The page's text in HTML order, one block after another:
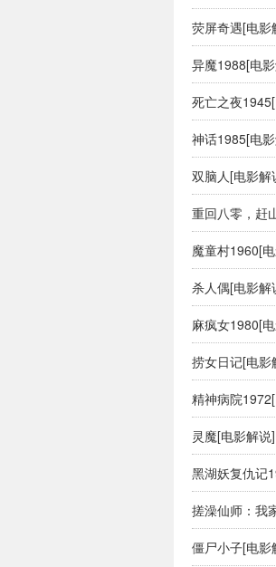
荧屏奇遇[电影
异魔1988[电
死亡之夜
神话1985[电
双脑人[电影解
重回八零，赶
魔童村1960[
杀人偶[电影解
麻疯女1980[
捞女日记[电影
精神病院
灵魔[电影解说]
黑湖妖复仇记
搓澡仙师：我
僵尸小子[电影